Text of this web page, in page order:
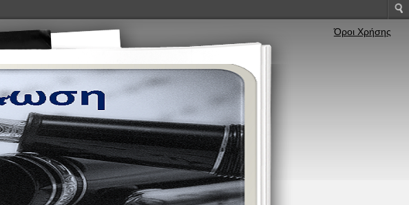
Όροι Χρήσης